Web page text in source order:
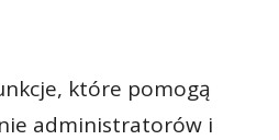
które pomogą
administratorów i